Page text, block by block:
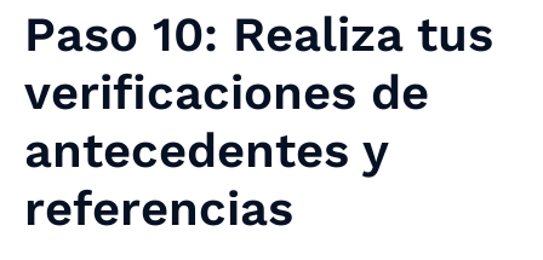
Paso 10: Realiza tus
verificaciones de
antecedentes y
referencias